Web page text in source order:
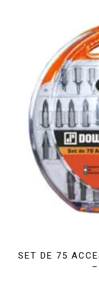
SET DE 75